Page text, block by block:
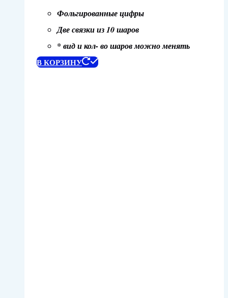
Фольгированные цифры
Две связки из 10 шаров
* вид и кол- во шаров можно менять
В КОРЗИНУ